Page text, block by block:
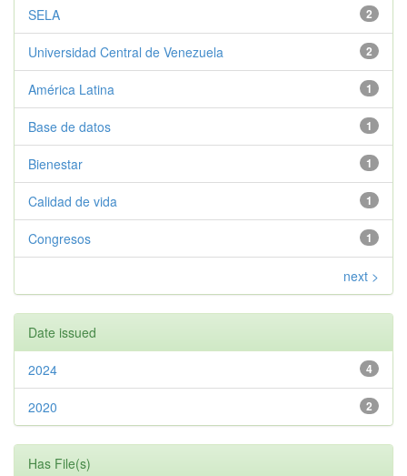
2
SELA
2
Universidad Central de Venezuela
1
América Latina
1
Base de datos
1
Bienestar
1
Calidad de vida
1
Congresos
next >
Date issued
4
2024
2
2020
Has File(s)